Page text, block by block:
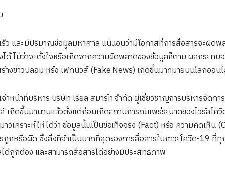
ร็ว และมีปริมาณข้อมูลมหาศาล แน่นอนว่ามีโอกาสที่การสื่อสารจะผิด
ด้ ไม่ว่าจะตั้งใจหรือเกิดจากความผิดพลาดของข้อมูลก็ตาม ผลกระท
างข่าวปลอม หรือ เฟกนิวส์ (Fake News) เกิดขึ้นมากมายบนโลกออน
หน้าที่บริหาร บริษัท เรียล สมาร์ท จำกัด ผู้เชี่ยวชาญการบริหารจัดกา
เกิดขึ้นมานานแล้วตั้งแต่ก่อนเกิดสถานการณ์แพร่ระบาดของไวรัสโค
วิเคราะห์ให้ได้ว่า ข้อมูลนั้นเป็นข้อเท็จจริง (Fact) หรือ ความคิดเห็น
ถูกหรือผิด ซึ่งสิ่งที่จำเป็นมากที่สุดของการสื่อสารในภาวะโควิด-19 ที่
ด้ถูกต้อง และสามารถสื่อสารได้อย่างมีประสิทธิภาพ